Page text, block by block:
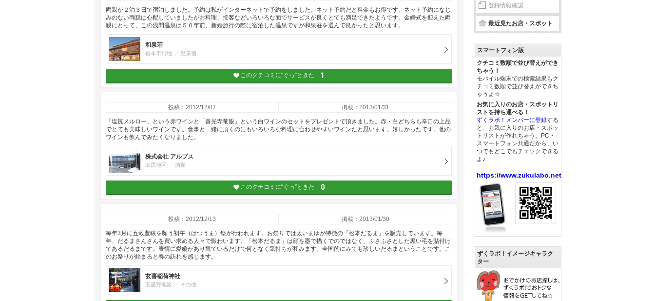
両親が２泊３日で宿泊しました。予約は私がインターネットで予約をしました。ネット予約だと料金もお得です。ネット予約になじ
みのない両親は心配していましたがお料理、接客などいろいろな面でサービスが良くとても満足できたようです。金婚式を迎えた両
親にとって、この浅間温泉は５０年前、新婚旅行の際に宿泊した温泉ですが和泉荘を選んで良かったと思います。
和泉荘
松本市街地 温泉宿
このクチコミに“ぐっ”ときた 1
投稿：2012/12/07 掲載：2013/01/31
「塩尻メルロー」という赤ワインと「善光寺竜眼」という白ワインのセットをプレゼントで頂きました。赤・白どちらも辛口の上品
でとても美味しいワインです。食事と一緒に頂くのにもいろいろな料理に合わせやすいワインだと思います。嬉しかったです。他の
ワインも飲んでみたくなりました。
株式会社 アルプス
塩尻地区 酒類
このクチコミに“ぐっ”ときた 0
投稿：2012/12/13 掲載：2013/01/30
毎年3月に五穀豊穣を願う初午（はつうま）祭が行われます。お祭りでは太いまゆが特徴の「松本だるま」を販売しています。毎
年、だるまさんさんを買い求める人々で賑わいます。「松本だるま」は顔を墨で描くでのではなく、ふさふさとした黒い毛を貼付け
てあるだるまです。表情に愛嬌があり観ているだけで何となく気持ちが和みます。全国的にみても珍しいだるまということです。こ
のお祭りが始まると春の訪れを感じます。
玄蕃稲荷神社
安曇野地区 その他
登録情報確認
最近見たお店・スポット
スマートフォン版
クチコミ数順で並び替えができ
ちゃう！
モバイル端末での検索結果もク
チコミ数順で並び替えができち
ゃうよ☆
お気に入りのお店・スポットリ
ストを持ち運べる！
ずくラボ！メンバーに登録する
と、お気に入りのお店・スポッ
トリストが作れちゃう。PC・
スマートフォン共通だから、い
つでもどこでもチェックできる
よ♪
https://www.zukulabo.net/
ずくラボ！イメージキャラク
ター